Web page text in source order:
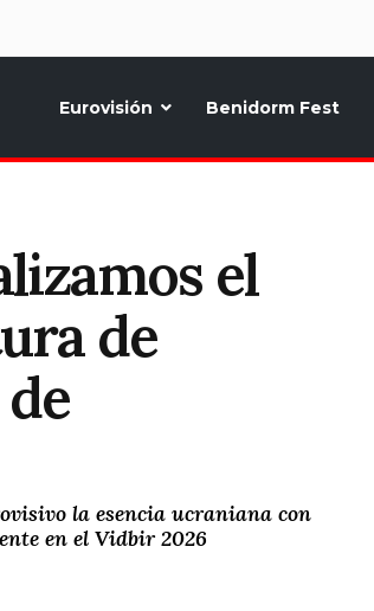
Eurovisión Benidorm Fest
el
de
la esencia ucraniana con
en el Vidbir 2026